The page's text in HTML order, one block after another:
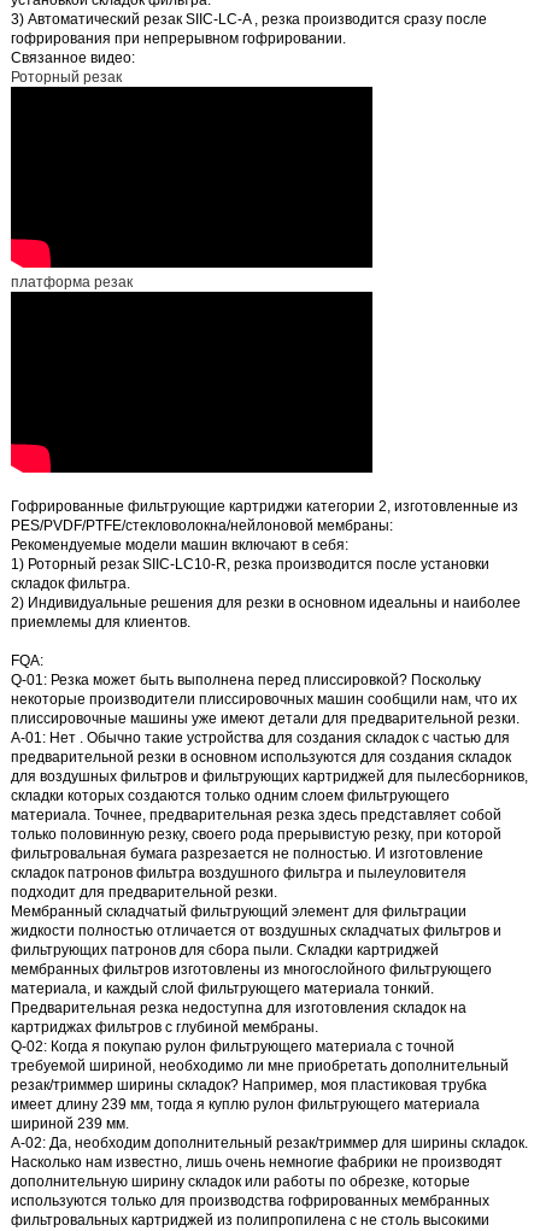
3) Автоматический резак SIIC-LC-A, резка производится сразу после
гофрирования при непрерывном гофрировании.
Связанное видео:
Роторный резак
платформа резак
Гофрированные фильтрующие картриджи категории 2, изготовленные из
PES/PVDF/PTFE/стекловолокна/нейлоновой мембраны:
Рекомендуемые модели машин включают в себя:
1) Роторный резак SIIC-LC10-R,резка производится после установки
складок фильтра.
2) Индивидуальные решения для резки в основном идеальны и наиболее
приемлемы для клиентов.
FQA:
Q-01: Резка может быть выполнена перед плиссировкой?Поскольку
некоторые производители плиссировочных машин сообщили нам, что их
плиссировочные машины уже имеют детали для предварительной резки.
A-01: Нет. Обычно такие устройства для создания складок с частью для
предварительной резки в основном используются для создания складок
для воздушных фильтров и фильтрующих картриджей для пылесборников,
складки которых создаются только одним слоем фильтрующего
материала. Точнее, предварительная резка здесь представляет собой
только половинную резку, своего рода прерывистую резку, при которой
фильтровальная бумага разрезается не полностью. И изготовление
складок патронов фильтра воздушного фильтра и пылеуловителя
подходит для предварительной резки.
Мембранный складчатый фильтрующий элемент для фильтрации
жидкости полностью отличается от воздушных складчатых фильтров и
фильтрующих патронов для сбора пыли. Складки картриджей
мембранных фильтров изготовлены из многослойного фильтрующего
материала, и каждый слой фильтрующего материала тонкий.
Предварительная резка недоступна для изготовления складок на
картриджах фильтров с глубиной мембраны.
Q-02: Когда я покупаю рулон фильтрующего материала с точной
требуемой шириной, необходимо ли мне приобретать дополнительный
резак/триммер ширины складок?Например, моя пластиковая трубка
имеет длину 239 мм, тогда я куплю рулон фильтрующего материала
шириной 239 мм.
A-02: Да, необходим дополнительный резак/триммер для ширины складок.
Насколько нам известно, лишь очень немногие фабрики не производят
дополнительную ширину складок или работы по обрезке, которые
используются только для производства гофрированных мембранных
фильтровальных картриджей из полипропилена с не столь высокими